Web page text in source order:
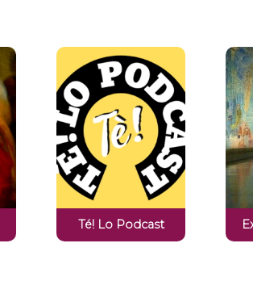
Té! Lo Podcast